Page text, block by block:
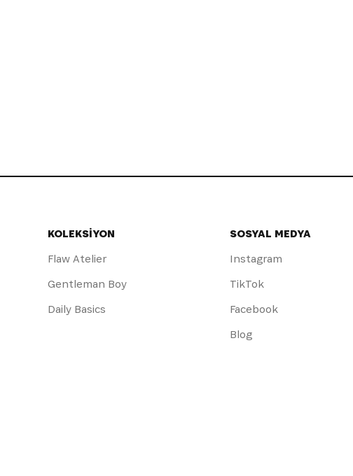
KOLEKSİYON
Flaw Atelier
Gentleman Boy
Daily Basics
SOSYAL MEDYA
Instagram
TikTok
Facebook
Blog